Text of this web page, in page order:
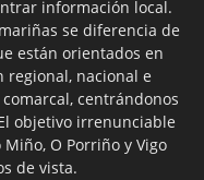
información local.
se diferencia de
están orientados en
nacional e
centrándonos
objetivo irrenunciable
O Porriño y Vigo
de vista.